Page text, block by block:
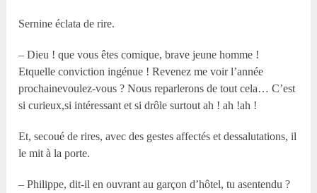
Sernine éclata de rire.
– Dieu ! que vous êtes comique, brave jeune homme !
Etquelle conviction ingénue ! Revenez me voir l’année
prochainevoulez-vous ? Nous reparlerons de tout cela… C’est
si curieux,si intéressant et si drôle surtout ah ! ah !ah !
Et, secoué de rires, avec des gestes affectés et dessalutations, il
le mit à la porte.
– Philippe, dit-il en ouvrant au garçon d’hôtel, tu asentendu ?